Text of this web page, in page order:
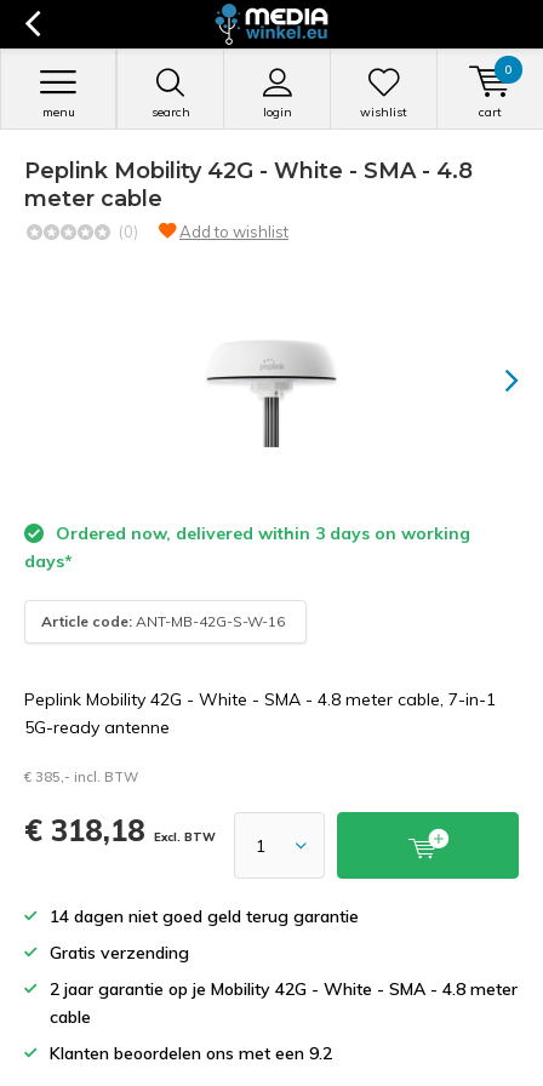
search login
menu wishlist cart
0
Peplink Mobility 42G - White - SMA - 4.8
meter cable
(0) Add to wishlist
Ordered now, delivered within 3 days on working
days*
Article code: ANT-MB-42G-S-W-16
Peplink Mobility 42G - White - SMA - 4.8 meter cable, 7-in-1
5G-ready antenne
€ 385,- incl. BTW
€ 318,18 Excl. BTW
14 dagen niet goed geld terug garantie
Gratis verzending
2 jaar garantie op je Mobility 42G - White - SMA - 4.8 meter
cable
Klanten beoordelen ons met een 9.2